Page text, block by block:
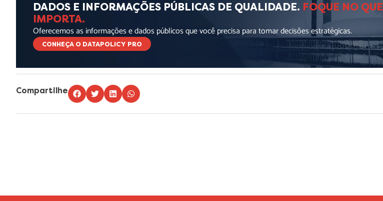
DADOS E INFORMAÇÕES PÚBLICAS DE QUALIDADE. FOQUE NO QUE
IMPORTA.
Oferecemos as informações e dados públicos que você precisa para tomar decisões estratégicas.
CONHEÇA O DATAPOLICY PRO
Compartilhe